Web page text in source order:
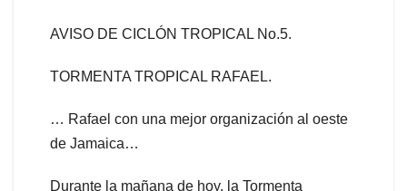
AVISO DE CICLÓN TROPICAL No.5.
TORMENTA TROPICAL RAFAEL.
… Rafael con una mejor organización al oeste
de Jamaica…
Durante la mañana de hoy, la Tormenta